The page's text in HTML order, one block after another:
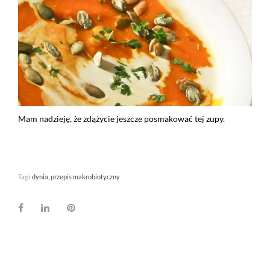
Mam nadzieję, że zdążycie jeszcze posmakować tej zupy.
Tagi:dynia przepis makrobiotyczny
FacebookLinkedInPinterest